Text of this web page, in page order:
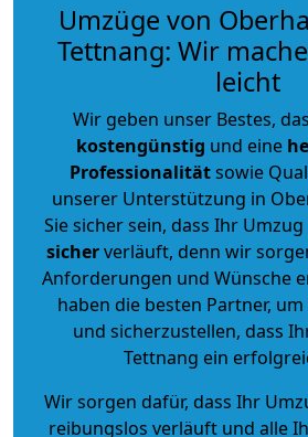
Umzüge von
Tettnang: Wir
leicht
Wir geben unser Bestes,
kostengünstig und eine
Professionalitätsowie
unserer Unterstützung in
Sie sicher sein, dass Ihr Umzug
sicherverläuft, denn wir
Anforderungen und Wünsche
haben die besten Partner,
und sicherzustellen, dass
Tettnang ein
Wir sorgen dafür, dass Ihr
reibungslos verläuft und alle